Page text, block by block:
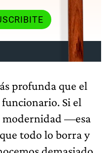
profunda que el
Si el
modernidad —esa
todo lo borra y